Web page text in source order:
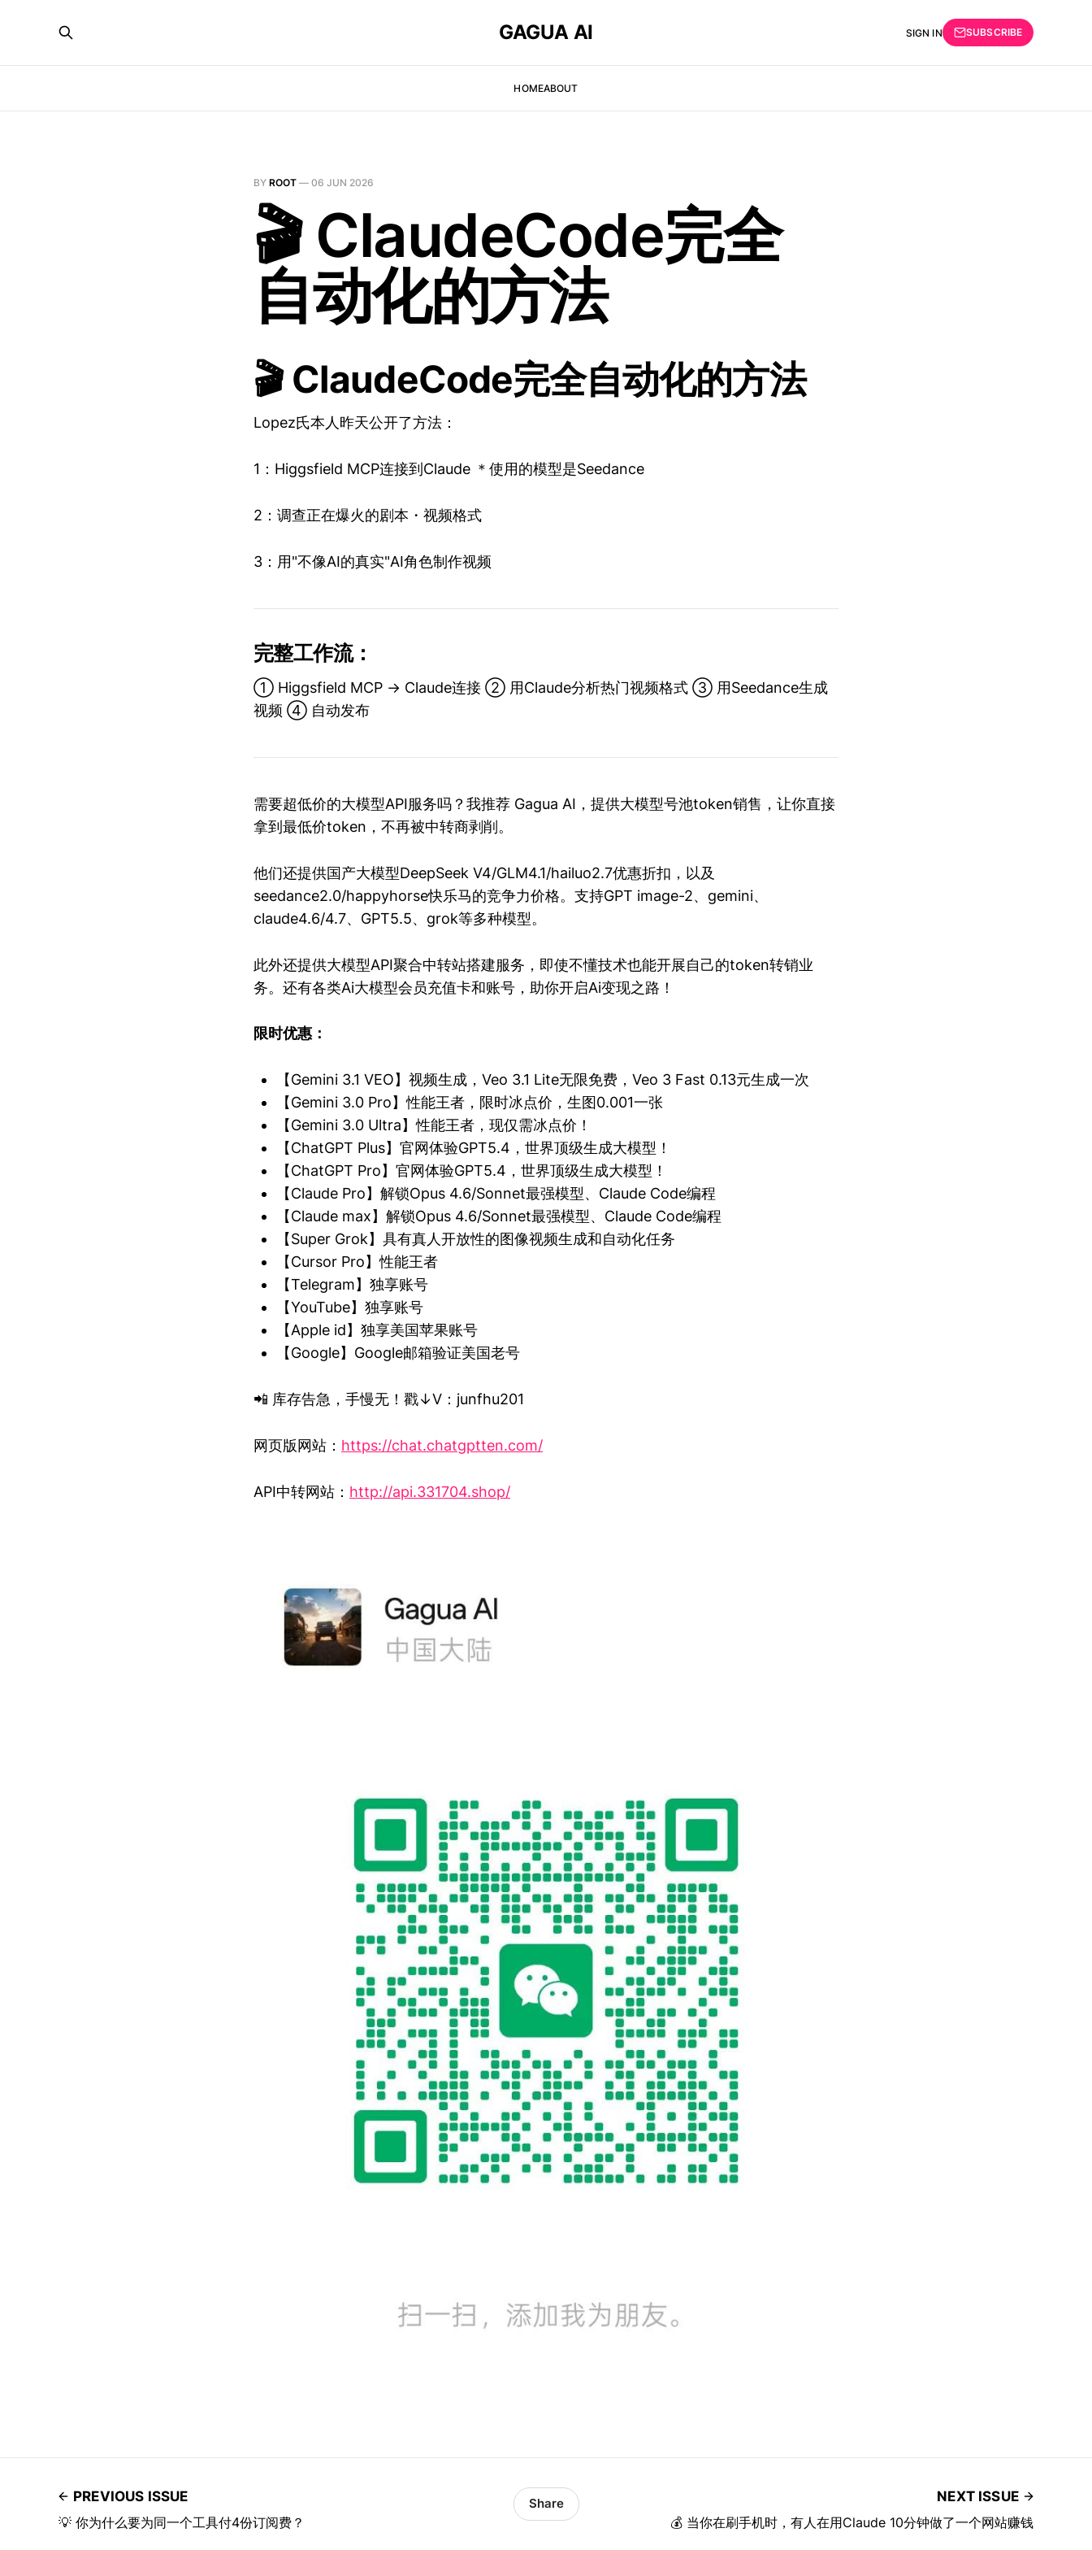
GAGUA AI
HOMEABOUT
SIGN IN SUBSCRIBE
BY ROOT — 06 JUN 2026
🎬 ClaudeCode完全
自动化的方法
🎬 ClaudeCode完全自动化的方法
Lopez氏本人昨天公开了方法：
1：Higgsfield MCP连接到Claude ＊使用的模型是Seedance
2：调查正在爆火的剧本・视频格式
3：用"不像AI的真实"AI角色制作视频
完整工作流：
① Higgsfield MCP → Claude连接 ② 用Claude分析热门视频格式 ③ 用Seedance生成
视频 ④ 自动发布
需要超低价的大模型API服务吗？我推荐 Gagua AI，提供大模型号池token销售，让你直接
拿到最低价token，不再被中转商剥削。
他们还提供国产大模型DeepSeek V4/GLM4.1/hailuo2.7优惠折扣，以及
seedance2.0/happyhorse快乐马的竞争力价格。支持GPT image-2、gemini、
claude4.6/4.7、GPT5.5、grok等多种模型。
此外还提供大模型API聚合中转站搭建服务，即使不懂技术也能开展自己的token转销业
务。还有各类Ai大模型会员充值卡和账号，助你开启Ai变现之路！
限时优惠：
【Gemini 3.1 VEO】视频生成，Veo 3.1 Lite无限免费，Veo 3 Fast 0.13元生成一次
【Gemini 3.0 Pro】性能王者，限时冰点价，生图0.001一张
【Gemini 3.0 Ultra】性能王者，现仅需冰点价！
【ChatGPT Plus】官网体验GPT5.4，世界顶级生成大模型！
【ChatGPT Pro】官网体验GPT5.4，世界顶级生成大模型！
【Claude Pro】解锁Opus 4.6/Sonnet最强模型、Claude Code编程
【Claude max】解锁Opus 4.6/Sonnet最强模型、Claude Code编程
【Super Grok】具有真人开放性的图像视频生成和自动化任务
【Cursor Pro】性能王者
【Telegram】独享账号
【YouTube】独享账号
【Apple id】独享美国苹果账号
【Google】Google邮箱验证美国老号
📲 库存告急，手慢无！戳↓V：junfhu201
网页版网站： https://chat.chatgptten.com/
API中转网站： http://api.331704.shop/
PREVIOUS ISSUE
💡 你为什么要为同一个工具付4份订阅费？
Share
NEXT ISSUE
💰 当你在刷手机时，有人在用Claude 10分钟做了一个网站赚钱